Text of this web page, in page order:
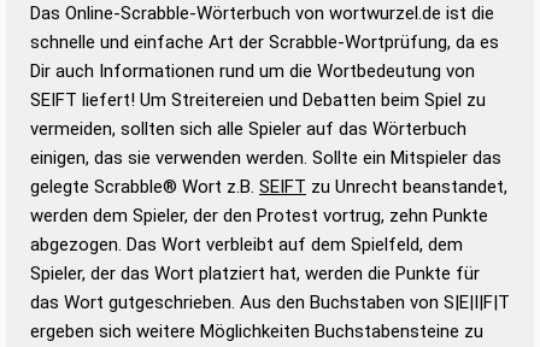
Wortwurzel liefert mit Hilfe eines semantischen
Wortanalyse-Algorithmus gute Anhaltspunkte zu
Wortbedeutung, Worttrennung und Wortform, um die
Gültigkeit eines Wortes für das Scrabble-Spiel zu
bestimmen!
zugelassene Turnier Scrabble-
Wörterbücher sind:
Duden – Standardwerk in 12 Bänden
Duden – Richtiges und gutes
Deutsch
Duden – Die deutsche Grammatik
Das Online-Scrabble-Wörterbuch von wortwurzel.de ist die
schnelle und einfache Art der Scrabble-Wortprüfung, da es
Dir auch Informationen rund um die Wortbedeutung von
SEIFT liefert! Um Streitereien und Debatten beim Spiel zu
vermeiden, sollten sich alle Spieler auf das Wörterbuch
einigen, das sie verwenden werden. Sollte ein Mitspieler das
gelegte Scrabble® Wort z.B. SEIFT zu Unrecht beanstandet,
werden dem Spieler, der den Protest vortrug, zehn Punkte
abgezogen. Das Wort verbleibt auf dem Spielfeld, dem
Spieler, der das Wort platziert hat, werden die Punkte für
das Wort gutgeschrieben. Aus den Buchstaben von S|E|I|F|T
ergeben sich weitere Möglichkeiten Buchstabensteine zu